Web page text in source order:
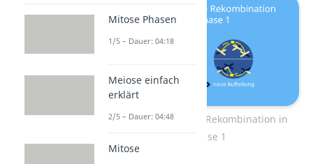
Interchromosomale Rekombination in
Anaphase 1
Mitose Phasen
1/5 – Dauer: 04:18
Meiose einfach
erklärt
2/5 – Dauer: 04:48
Mitose